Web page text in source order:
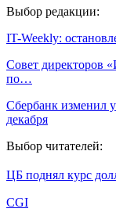
Выбор редакции:
IT-Weekly:
Совет директоров
по…
Сбербанк изменил
декабря
Выбор читателей:
ЦБ поднял курс
CGI